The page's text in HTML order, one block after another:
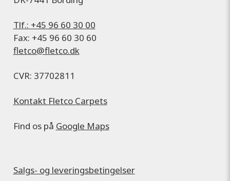
Tlf.: +45 96 60 30 00
Fax: +45 96 60 30 60
fletco@fletco.dk
CVR: 37702811
Kontakt Fletco Carpets
Find os på Google Maps
Salgs- og leveringsbetingelser